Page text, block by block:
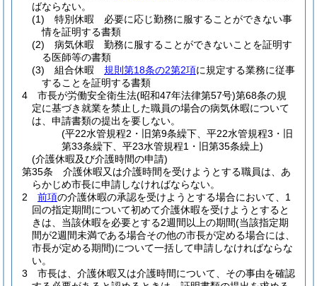
ばならない。
(1)
特別休暇 必要に応じ勤務に服することができない事
情を証明する書類
(2)
病気休暇 勤務に服することができないことを証明す
る医師等の書類
(3)
組合休暇 規則第18条の2第2項に規定する業務に従事
することを証明する書類
4
市長が労働安全衛生法(昭和47年法律第57号)第68条の規
定に基づき就業を禁止した職員の場合の病気休暇について
は、申請書類の提出を要しない。
(平22水管規程2・旧第9条繰下、平22水管規程3・旧
第33条繰下、平23水管規程1・旧第35条繰上)
(介護休暇及び介護時間の申請)
第35条
介護休暇又は介護時間を受けようとする職員は、あ
らかじめ市長に申請しなければならない。
2
前項の介護休暇の承認を受けようとする場合において、1
回の指定期間について初めて介護休暇を受けようとすると
きは、当該休暇を必要とする2週間以上の期間(当該指定期
間が2週間未満である場合その他の市長が定める場合には、
市長が定める期間)について一括して申請しなければならな
い。
3
市長は、介護休暇又は介護時間について、その事由を確認